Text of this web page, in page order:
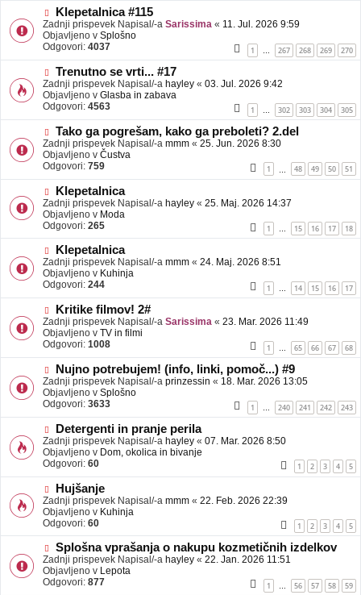
b
a
v
e
N
o
v
e
b
a
v
e
Klepetalnica #115
Zadnji prispevek Napisal/-a Sarissima « 11. Jul. 2026 9:59
Objavljeno v Splošno
Odgovori: 4037 1 … 267 268 269 270
N
o
v
e
b
a
v
e
Trenutno se vrti... #17
Zadnji prispevek Napisal/-a hayley « 03. Jul. 2026 9:42
Objavljeno v Glasba in zabava
Odgovori: 4563 1 302 303 304 305
N
o
v
e
o
b
a
v
e
Tako ga pogrešam, kako ga preboleti? 2.del
Zadnji prispevek Napisal/-a mmm « 25. Jun. 2026 8:30
Objavljeno v Čustva
Odgovori: 759 1 48 49 50 51
N
o
v
e
o
b
a
v
e
Klepetalnica
Zadnji prispevek Napisal/-a hayley « 25. Maj. 2026 14:37
Objavljeno v Moda
Odgovori: 265 1 … 15 16 17 18
N
o
v
e
b
a
v
e
Klepetalnica
Zadnji prispevek Napisal/-a mmm « 24. Maj. 2026 8:51
Objavljeno v Kuhinja
Odgovori: 244 1 … 14 15 16 17
N
o
v
e
b
a
v
e
Kritike filmov! 2#
Zadnji prispevek Napisal/-a Sarissima « 23. Mar. 2026 11:49
Objavljeno v TV in filmi
Odgovori: 1008 1 … 65 66 67 68
N
o
v
e
b
a
v
e
Nujno potrebujem! (info, linki, pomoč...) #9
Zadnji prispevek Napisal/-a prinzessin « 18. Mar. 2026 13:05
Objavljeno v Splošno
Odgovori: 3633 1 240 241 242 243
N
o
v
e
o
b
a
v
e
Detergenti in pranje perila
Zadnji prispevek Napisal/-a hayley « 07. Mar. 2026 8:50
Objavljeno v Dom, okolica in bivanje
Odgovori: 60 1 2 3 4 5
N
o
v
e
o
b
a
v
e
Hujšanje
Zadnji prispevek Napisal/-a mmm « 22. Feb. 2026 22:39
Objavljeno v Kuhinja
Odgovori: 60 1 2 3 4 5
N
o
v
e
Splošna vprašanja o nakupu kozmetičnih izdelkov
Zadnji prispevek Napisal/-a hayley « 22. Jan. 2026 11:51
Objavljeno v Lepota
Odgovori: 877 1 … 56 57 58 59